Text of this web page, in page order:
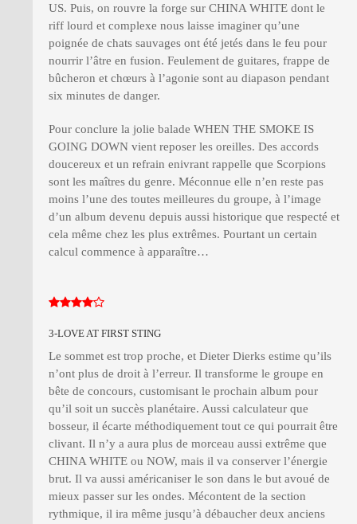
US. Puis, on rouvre la forge sur CHINA WHITE dont le
riff lourd et complexe nous laisse imaginer qu’une
poignée de chats sauvages ont été jetés dans le feu pour
nourrir l’âtre en fusion. Feulement de guitares, frappe de
bûcheron et chœurs à l’agonie sont au diapason pendant
six minutes de danger.
Pour conclure la jolie balade WHEN THE SMOKE IS
GOING DOWN vient reposer les oreilles. Des accords
doucereux et un refrain enivrant rappelle que Scorpions
sont les maîtres du genre. Méconnue elle n’en reste pas
moins l’une des toutes meilleures du groupe, à l’image
d’un album devenu depuis aussi historique que respecté et
cela même chez les plus extrêmes. Pourtant un certain
calcul commence à apparaître…
3-LOVE AT FIRST STING
Le sommet est trop proche, et Dieter Dierks estime qu’ils
n’ont plus de droit à l’erreur. Il transforme le groupe en
bête de concours, customisant le prochain album pour
qu’il soit un succès planétaire. Aussi calculateur que
bosseur, il écarte méthodiquement tout ce qui pourrait être
clivant. Il n’y a aura plus de morceau aussi extrême que
CHINA WHITE ou NOW, mais il va conserver l’énergie
brut. Il va aussi américaniser le son dans le but avoué de
mieux passer sur les ondes. Mécontent de la section
rythmique, il ira même jusqu’à débaucher deux anciens